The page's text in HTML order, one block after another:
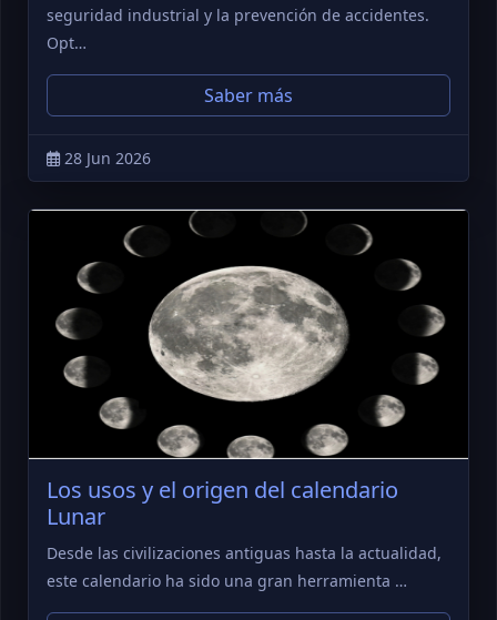
seguridad industrial y la prevención de accidentes.
Opt…
Saber más
28 Jun 2026
Los usos y el origen del calendario
Lunar
Desde las civilizaciones antiguas hasta la actualidad,
este calendario ha sido una gran herramienta …